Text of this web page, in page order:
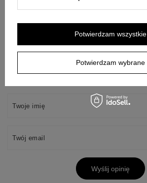
Dodaj własne zdjęcie produktu:
Twoje imię
Twój email
Wyślij opinię
Potwierdzam wybrane
Potwierdzam wszystkie